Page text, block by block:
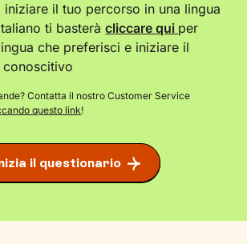
iniziare il tuo percorso in una lingua
ti basteràcliccare qui per
che preferisci e iniziare il
Contatta il nostro Customer Service
questo link!
il questionario